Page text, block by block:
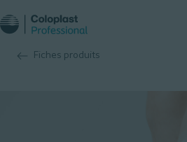
Fiches produits